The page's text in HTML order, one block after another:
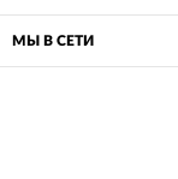
МЫ В СЕТИ